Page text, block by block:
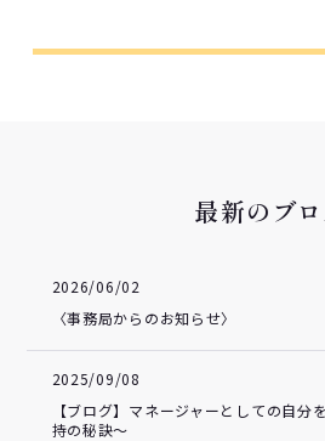
最新のブ
2026/06/02
〈事務局からのお知らせ〉
2025/09/08
【ブログ】マネージャーとしての自分
持の秘訣～